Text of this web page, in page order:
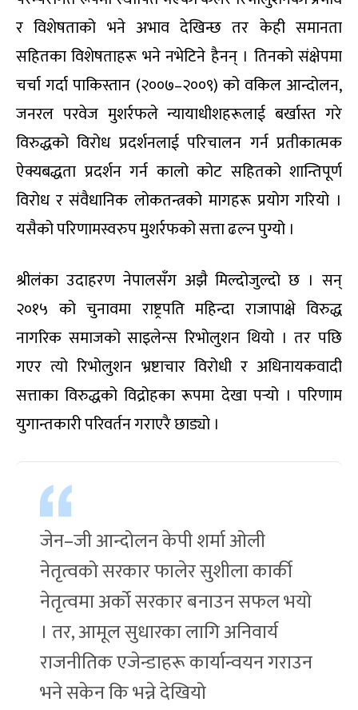
र विशेषताको भने अभाव देखिन्छ तर केही समानता
सहितका विशेषताहरू भने नभेटिने हैनन् । तिनको संक्षेपमा
चर्चा गर्दा पाकिस्तान (२००७–२००९) को वकिल आन्दोलन,
जनरल परवेज मुशर्रफले न्यायाधीशहरूलाई बर्खास्त गरे
विरुद्धको विरोध प्रदर्शनलाई परिचालन गर्न प्रतीकात्मक
ऐक्यबद्धता प्रदर्शन गर्न कालो कोट सहितको शान्तिपूर्ण
विरोध र संवैधानिक लोकतन्त्रको मागहरू प्रयोग गरियो ।
यसैको परिणामस्वरुप मुशर्रफको सत्ता ढल्न पुग्यो ।
श्रीलंका उदाहरण नेपालसँग अझै मिल्दोजुल्दो छ । सन्
२०१५ को चुनावमा राष्ट्रपति महिन्दा राजापाक्षे विरुद्ध
नागरिक समाजको साइलेन्स रिभोलुशन थियो । तर पछि
गएर त्यो रिभोलुशन भ्रष्टाचार विरोधी र अधिनायकवादी
सत्ताका विरुद्धको विद्रोहका रूपमा देखा पर्‍यो । परिणाम
युगान्तकारी परिवर्तन गराएरै छाड्यो ।
जेन–जी आन्दोलन केपी शर्मा ओली
नेतृत्वको सरकार फालेर सुशीला कार्की
नेतृत्वमा अर्को सरकार बनाउन सफल भयो
। तर, आमूल सुधारका लागि अनिवार्य
राजनीतिक एजेन्डाहरू कार्यान्वयन गराउन
भने सकेन कि भन्ने देखियो